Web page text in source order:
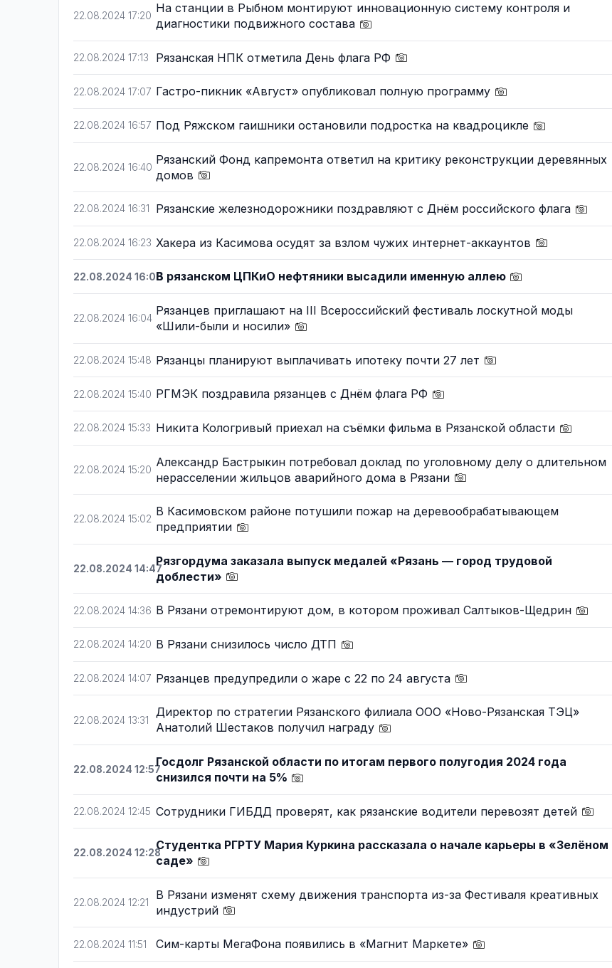
22.08.2024 17:20
На станции в Рыбном монтируют инновационную систему контроля и
диагностики подвижного состава
22.08.2024 17:13 Рязанская НПК отметила День флага РФ
22.08.2024 17:07 Гастро-пикник «Август» опубликовал полную программу
22.08.2024 16:57 Под Ряжском гаишники остановили подростка на квадроцикле
22.08.2024 16:40
Рязанский Фонд капремонта ответил на критику реконструкции деревянных
домов
22.08.2024 16:31 Рязанские железнодорожники поздравляют с Днём российского флага
22.08.2024 16:23 Хакера из Касимова осудят за взлом чужих интернет-аккаунтов
22.08.2024 16:06В рязанском ЦПКиО нефтяники высадили именную аллею
22.08.2024 16:04
Рязанцев приглашают на III Всероссийский фестиваль лоскутной моды
«Шили-были и носили»
22.08.2024 15:48 Рязанцы планируют выплачивать ипотеку почти 27 лет
22.08.2024 15:40 РГМЭК поздравила рязанцев с Днём флага РФ
22.08.2024 15:33 Никита Кологривый приехал на съёмки фильма в Рязанской области
22.08.2024 15:20
Александр Бастрыкин потребовал доклад по уголовному делу о длительном
нерасселении жильцов аварийного дома в Рязани
22.08.2024 15:02
В Касимовском районе потушили пожар на деревообрабатывающем
предприятии
22.08.2024 14:47
Рязгордума заказала выпуск медалей «Рязань — город трудовой
доблести»
22.08.2024 14:36 В Рязани отремонтируют дом, в котором проживал Салтыков-Щедрин
22.08.2024 14:20 В Рязани снизилось число ДТП
22.08.2024 14:07 Рязанцев предупредили о жаре с 22 по 24 августа
22.08.2024 13:31
Директор по стратегии Рязанского филиала ООО «Ново-Рязанская ТЭЦ»
Анатолий Шестаков получил награду
22.08.2024 12:57
Госдолг Рязанской области по итогам первого полугодия 2024 года
снизился почти на 5%
22.08.2024 12:45 Сотрудники ГИБДД проверят, как рязанские водители перевозят детей
22.08.2024 12:28
Студентка РГРТУ Мария Куркина рассказала о начале карьеры в «Зелёном
саде»
22.08.2024 12:21
В Рязани изменят схему движения транспорта из-за Фестиваля креативных
индустрий
22.08.2024 11:51 Сим-карты МегаФона появились в «Магнит Маркете»